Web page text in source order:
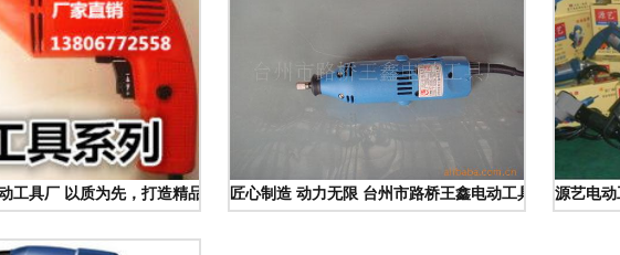
工具厂 以质为先，打造精品电机与110切割机匠心制造 动力无限 台州市路桥王鑫电动工具厂的崛起之
源艺电动